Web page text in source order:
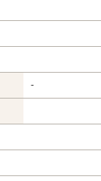
-